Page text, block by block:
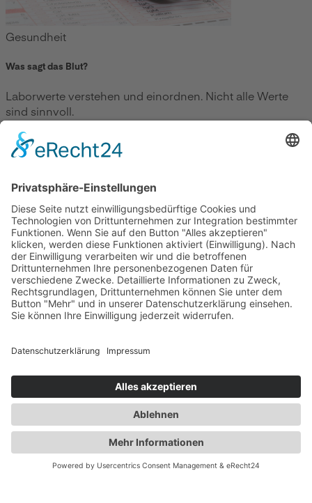
Gesundheit
Was sagt das Blut?
Laborwerte verstehen und einordnen. Nicht alle Werte
sind sinnvoll.
Zum Beitrag
Gesundheit
Die Abnehmspritze und ihre Nebenwirkungen
Mit Ozempic mühelos zum Wunschgewicht? Lieber nicht